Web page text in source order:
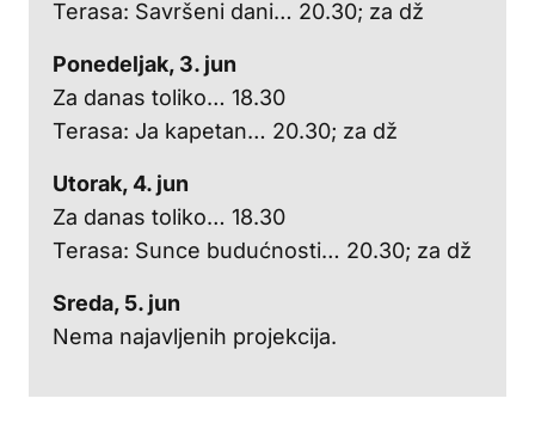
Terasa: Savršeni dani… 20.30; za dž
Ponedeljak, 3. jun
Za danas toliko… 18.30
Terasa: Ja kapetan… 20.30; za dž
Utorak, 4. jun
Za danas toliko… 18.30
Terasa: Sunce budućnosti… 20.30; za dž
Sreda, 5. jun
Nema najavljenih projekcija.